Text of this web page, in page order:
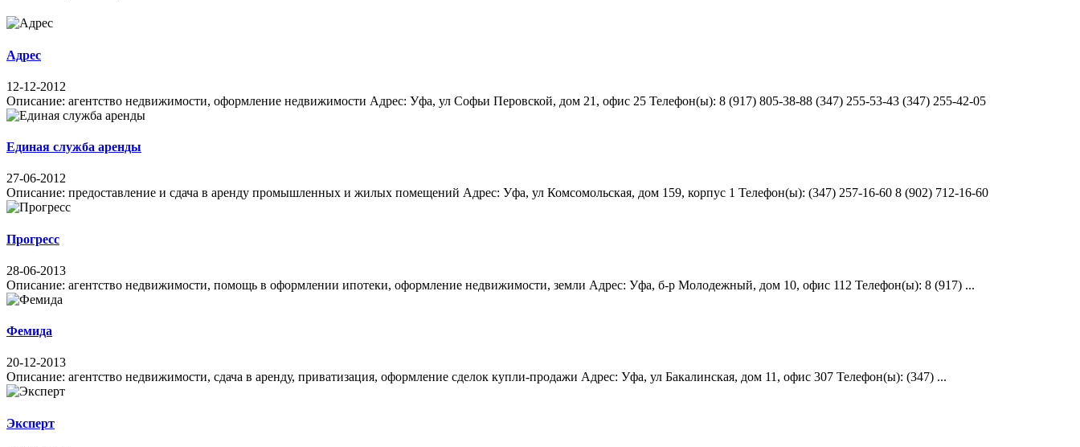
Адрес
12-12-2012
Описание: агентство недвижимости, оформление недвижимости Адрес: Уфа, ул Софьи Перовской, дом 21, офис 25 Телефон(ы): 8 (917) 805-38-88 (347) 255-53-43 (347) 255-42-05
Единая служба аренды
27-06-2012
Описание: предоставление и сдача в аренду промышленных и жилых помещений Адрес: Уфа, ул Комсомольская, дом 159, корпус 1 Телефон(ы): (347) 257-16-60 8 (902) 712-16-60
Прогресс
28-06-2013
Описание: агентство недвижимости, помощь в оформлении ипотеки, оформление недвижимости, земли Адрес: Уфа, б-р Молодежный, дом 10, офис 112 Телефон(ы): 8 (917) ...
Фемида
20-12-2013
Описание: агентство недвижимости, сдача в аренду, приватизация, оформление сделок купли-продажи Адрес: Уфа, ул Бакалинская, дом 11, офис 307 Телефон(ы): (347) ...
Эксперт